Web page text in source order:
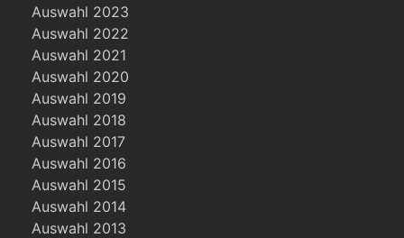
Auswahl 2023
Auswahl 2022
Auswahl 2021
Auswahl 2020
Auswahl 2019
Auswahl 2018
Auswahl 2017
Auswahl 2016
Auswahl 2015
Auswahl 2014
Auswahl 2013